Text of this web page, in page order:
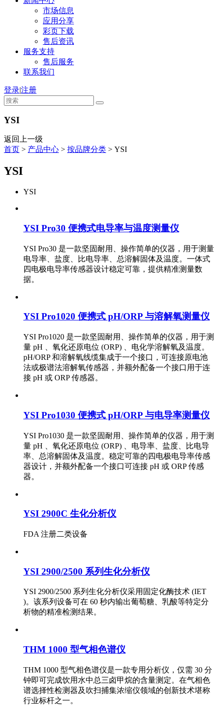
市场信息
应用分享
彩页下载
售后资讯
服务支持
售后服务
联系我们
登录|注册
YSI
返回上一级
首页 > 产品中心 > 按品牌分类 > YSI
YSI
YSI
YSI Pro30 便携式电导率与温度测量仪
YSI Pro30 是一款坚固耐用、操作简单的仪器，用于测量
电导率、盐度、比电导率、总溶解固体及温度。一体式
四电极电导率传感器设计稳定可靠，提供精准测量数
据。
YSI Pro1020 便携式 pH/ORP 与溶解氧测量仪
YSI Pro1020 是一款坚固耐用、操作简单的仪器，用于测
量 pH 、氧化还原电位 (ORP) 、电化学溶解氧及温度。
pH/ORP 和溶解氧线缆集成于一个接口，可连接原电池
法或极谱法溶解氧传感器，并额外配备一个接口用于连
接 pH 或 ORP 传感器。
YSI Pro1030 便携式 pH/ORP 与电导率测量仪
YSI Pro1030 是一款坚固耐用、操作简单的仪器，用于测
量 pH 、氧化还原电位 (ORP) 、电导率、盐度、比电导
率、总溶解固体及温度。稳定可靠的四电极电导率传感
器设计，并额外配备一个接口可连接 pH 或 ORP 传感
器。
YSI 2900C 生化分析仪
FDA 注册二类设备
YSI 2900/2500 系列生化分析仪
YSI 2900/2500 系列生化分析仪采用固定化酶技术 (IET
)。该系列设备可在 60 秒内输出葡萄糖、乳酸等特定分
析物的精准检测结果。
THM 1000 型气相色谱仪
THM 1000 型气相色谱仪是一款专用分析仪，仅需 30 分
钟即可完成饮用水中总三卤甲烷的含量测定。在气相色
谱选择性检测器及吹扫捕集浓缩仪领域的创新技术堪称
行业标杆之一。